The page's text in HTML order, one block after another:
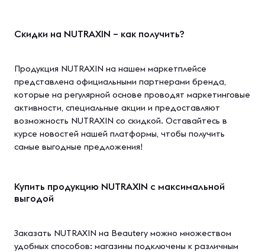
Скидки на NUTRAXIN – как получить?
Продукция NUTRAXIN на нашем маркетплейсе
представлена официальными партнерами бренда,
которые на регулярной основе проводят маркетинговые
активности, специальные акции и предоставляют
возможность NUTRAXIN со скидкой. Оставайтесь в
курсе новостей нашей платформы, чтобы получить
самые выгодные предложения!
Купить продукцию NUTRAXIN с максимальной
выгодой
Заказать NUTRAXIN на Beautery можно множеством
удобных способов: магазины подключены к различным